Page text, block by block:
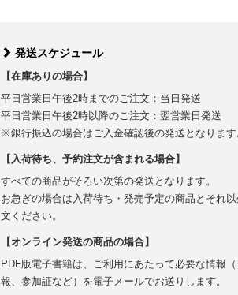
発送スケジュール
【在庫ありの場合】
平日営業日午後2時までのご注文：当日発送
平日営業日午後2時以降のご注文：翌営業日発送
※銀行振込の場合はご入金確認後の発送となります
【入荷待ち、予約注文が含まれる場合】
すべての商品がそろい次第の発送となります。
お急ぎの場合は入荷待ち・発売予定の商品とそれ
文ください。
【オンライン発送の商品の場合】
PDF版電子書籍は、ご利用にあたって必要な情報
報、参加証など）を電子メールでお送りします。